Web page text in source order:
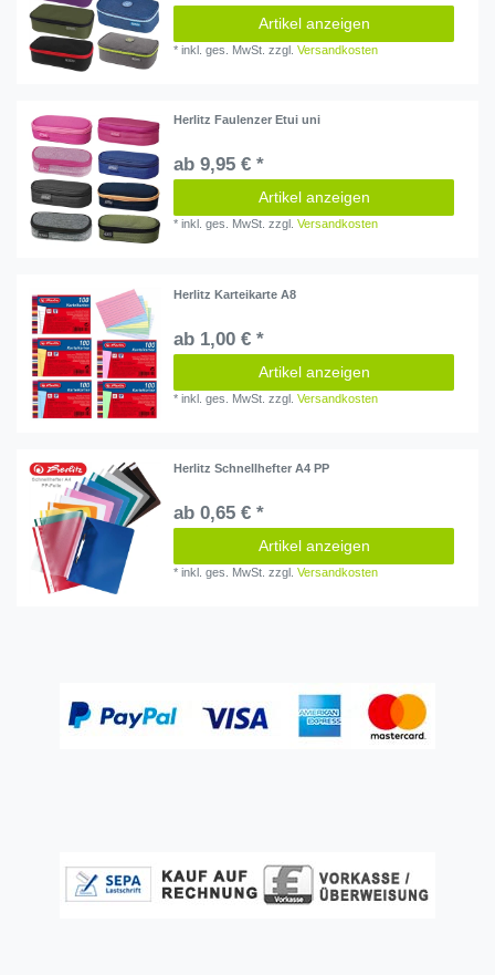
Artikel anzeigen
*inkl. ges. MwSt. zzgl.Versandkosten
Herlitz Faulenzer Etui uni
ab 9,95 € *
Artikel anzeigen
*inkl. ges. MwSt. zzgl.Versandkosten
Herlitz Karteikarte A8
ab 1,00 € *
Artikel anzeigen
*inkl. ges. MwSt. zzgl.Versandkosten
Herlitz Schnellhefter A4 PP
ab 0,65 € *
Artikel anzeigen
*inkl. ges. MwSt. zzgl.Versandkosten